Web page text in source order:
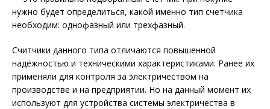
нужно будет определиться, какой именно тип счетчика
необходим: однофазный или трехфазный.
Считчики данного типа отличаются повышенной
надёжностью и техническими характеристиками. Ранее их
применяли для контроля за электричеством на
производстве и на предприятии. Но на данный момент их
используют для устройства системы электричества в